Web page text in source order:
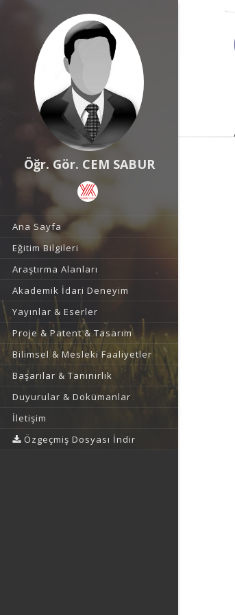
Öğr. Gör. CEM SABUR
Ana Sayfa
Eğitim Bilgileri
Araştırma Alanları
Akademik İdari Deneyim
Yayınlar & Eserler
Proje & Patent & Tasarım
Bilimsel & Mesleki Faaliyetler
Başarılar & Tanınırlık
Duyurular & Dokümanlar
İletişim
Özgeçmiş Dosyası İndir